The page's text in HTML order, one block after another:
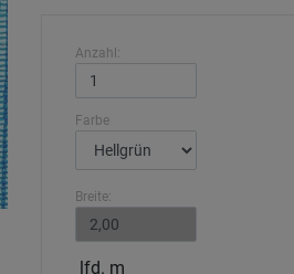
Anzahl:
Farbe
Breite:
lfd. m